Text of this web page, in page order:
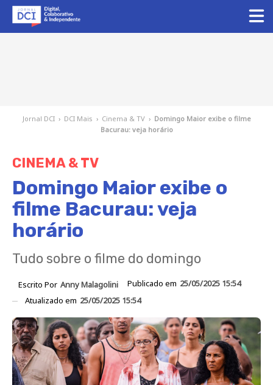
Jornal DCI › DCI Mais › Cinema & TV › Domingo Maior exibe o filme
Bacurau: veja horário
CINEMA & TV
Domingo Maior exibe o
filme Bacurau: veja
horário
Tudo sobre o filme do domingo
Escrito Por Anny Malagolini Publicado em 25/05/2025 15:54
Atualizado em 25/05/2025 15:54